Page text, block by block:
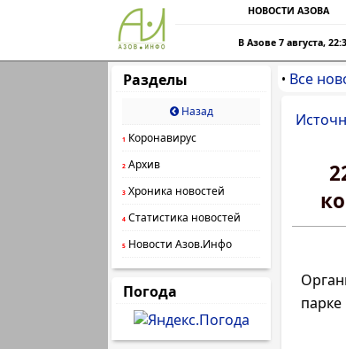
НОВОСТИ АЗОВА
В Азове 7 августа,
Разделы
Назад
1 Коронавирус
2 Архив
3 Хроника новостей
4 Статистика новостей
5 Новости Азов.Инфо
Погода
• Все